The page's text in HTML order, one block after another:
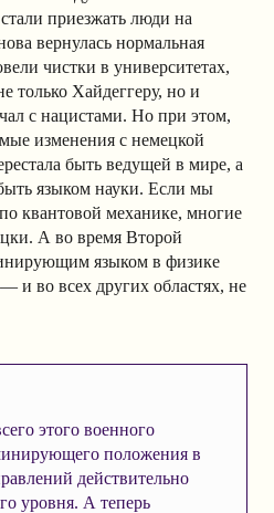
приезжать люди на
вернулась нормальная
чистки в университетах,
только Хайдеггеру, но и
с нацистами. Но при этом,
изменения с немецкой
быть ведущей в мире, а
языком науки. Если мы
квантовой механике, многие
А во время Второй
языком в физике
и во всех других областях, не
этого военного
положения в
действительно
уровня. А теперь